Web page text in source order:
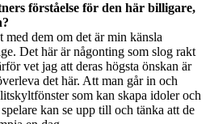
förståelse för den här billigare,
dem om det är min känsla
Det här är någonting som slog rakt
vet jag att deras högsta önskan är
det här. Att man går in och
som kan skapa idoler och
kan se upp till och tänka att de